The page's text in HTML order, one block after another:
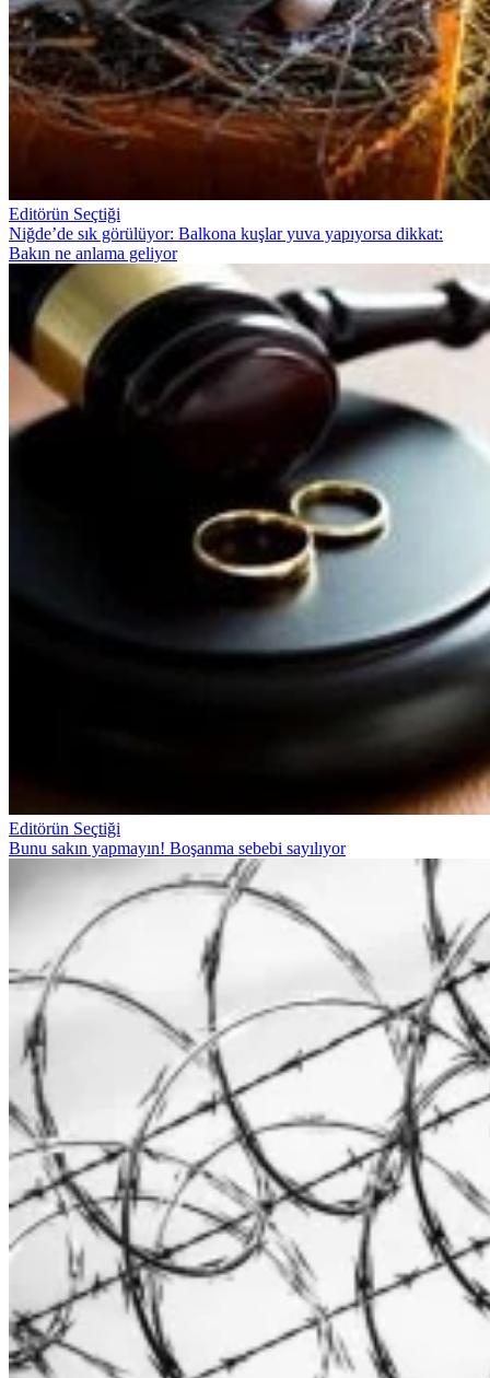
Editörün Seçtiği
Niğde’de sık görülüyor: Balkona kuşlar yuva yapıyorsa dikkat:
Bakın ne anlama geliyor
Editörün Seçtiği
Bunu sakın yapmayın! Boşanma sebebi sayılıyor